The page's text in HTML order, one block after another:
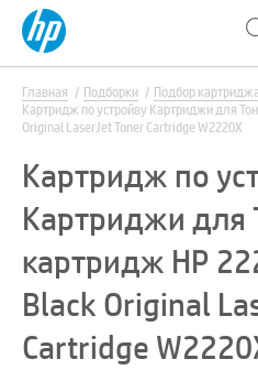
Главная Подборки
Подбор
Картридж по устройву Картриджи для
Original LaserJet Toner Cartridge W2220X
Картридж по
Картриджи для
картридж HP
Black Original
Cartridge